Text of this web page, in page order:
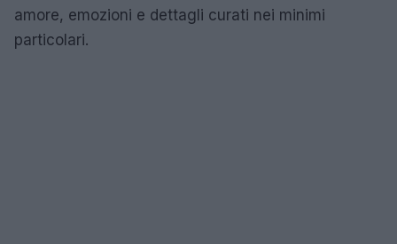
amore, emozioni e dettagli curati nei minimi
particolari.